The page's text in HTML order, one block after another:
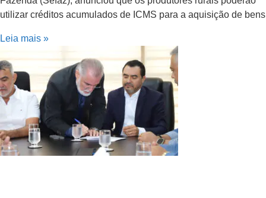
utilizar créditos acumulados de ICMS para a aquisição de bens
Leia mais »